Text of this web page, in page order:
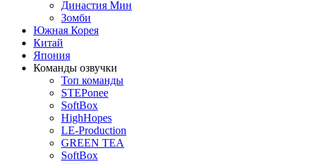
Династия Мин
Зомби
Южная Корея
Китай
Япония
Команды озвучки
Топ команды
STEPonee
SoftBox
HighHopes
LE-Production
GREEN TEA
SoftBox